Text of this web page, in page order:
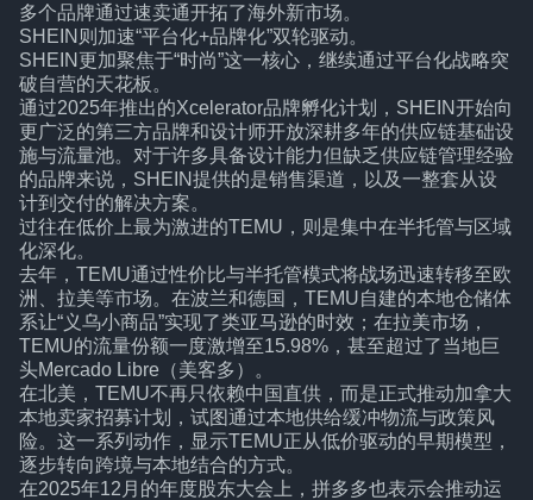
多个品牌通过速卖通开拓了海外新市场。
SHEIN则加速“平台化+品牌化”双轮驱动。
SHEIN更加聚焦于“时尚”这一核心，继续通过平台化战略突
破自营的天花板。
通过2025年推出的Xcelerator品牌孵化计划，SHEIN开始向
更广泛的第三方品牌和设计师开放深耕多年的供应链基础设
施与流量池。对于许多具备设计能力但缺乏供应链管理经验
的品牌来说，SHEIN提供的是销售渠道，以及一整套从设
计到交付的解决方案。
过往在低价上最为激进的TEMU，则是集中在半托管与区域
化深化。
去年，TEMU通过性价比与半托管模式将战场迅速转移至欧
洲、拉美等市场。在波兰和德国，TEMU自建的本地仓储体
系让“义乌小商品”实现了类亚马逊的时效；在拉美市场，
TEMU的流量份额一度激增至15.98%，甚至超过了当地巨
头Mercado Libre（美客多）。
在北美，TEMU不再只依赖中国直供，而是正式推动加拿大
本地卖家招募计划，试图通过本地供给缓冲物流与政策风
险。这一系列动作，显示TEMU正从低价驱动的早期模型，
逐步转向跨境与本地结合的方式。
在2025年12月的年度股东大会上，拼多多也表示会推动运